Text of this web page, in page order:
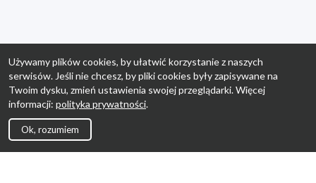
Używamy plików cookies, by ułatwić korzystanie z naszych
serwisów. Jeśli nie chcesz, by pliki cookies były zapisywane na
Twoim dysku, zmień ustawienia swojej przeglądarki. Więcej
informacji: polityka prywatności.
Ok, rozumiem